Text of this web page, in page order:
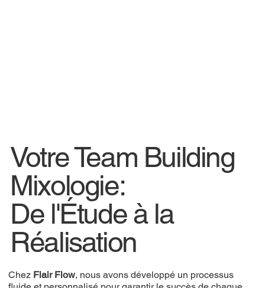
Votre Team Building
Mixologie:
De l'Étude à la
Réalisation
Chez Flair Flow, nous avons développé un processus